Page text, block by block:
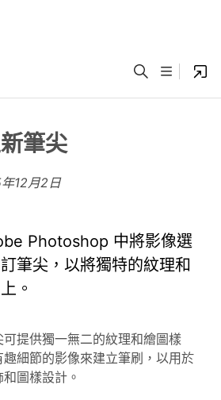
筆尖
12月2日
Photoshop 中將影像選
筆尖，以將獨特的紋理和
。
提供獨一無二的紋理和繪圖樣
細節的影像來建立筆刷，以用於
圖樣設計。